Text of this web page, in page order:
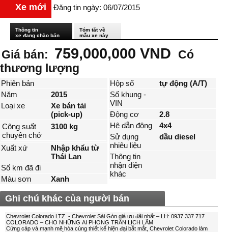
Xe mới Đăng tin ngày: 06/07/2015
Thông tin
xe đang chào bán
Tóm tắt về
mẫu xe này
Giá bán: 759,000,000 VND
Có
thương lượng
Phiên bản
Năm
2015
Loại xe
Xe bán tải
(pick-up)
Công suất
chuyên chở
3100 kg
Xuất xứ
Nhập khẩu từ
Thái Lan
Số km đã đi
Màu sơn
Xanh
Hộp số
tự động (A/T)
Số khung -
VIN
Động cơ
2.8
Hệ dẫn động
4x4
Sử dụng
nhiêu liệu
dầu diesel
Thông tin
nhận diện
khác
Ghi chú khác của người bán